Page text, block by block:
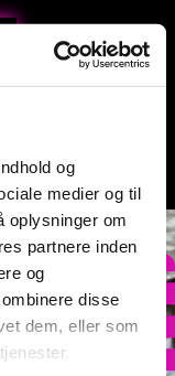
og
medier og til
oplysninger om
partnere inden
og
disse
dem, eller som